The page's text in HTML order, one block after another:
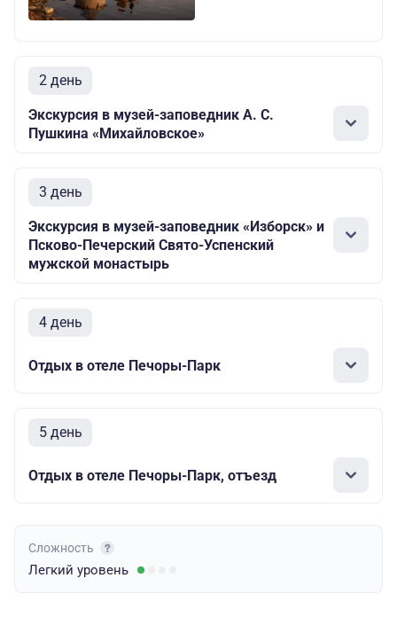
2 день
Экскурсия в музей-заповедник А. С.
Пушкина «Михайловское»
3 день
Экскурсия в музей-заповедник «Изборск» и
Псково-Печерский Свято-Успенский
мужской монастырь
4 день
Отдых в отеле Печоры-Парк
5 день
Отдых в отеле Печоры-Парк, отъезд
Сложность
Легкий уровень